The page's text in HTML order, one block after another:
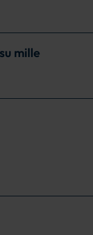
mille